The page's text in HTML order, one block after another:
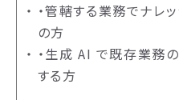
・管轄する業務でナレ
の方
・生成 AI で既存業務
する方